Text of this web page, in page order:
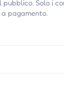
Solo i
pagamento.